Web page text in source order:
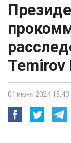
Temirov
01 июня 2024 15:43